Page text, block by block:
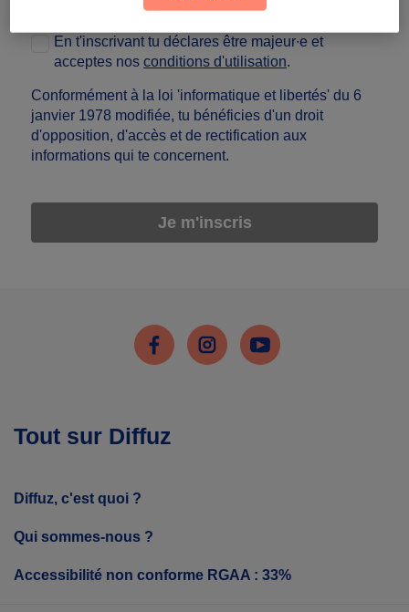
En t'inscrivant tu déclares être majeur∙e et
acceptes nos conditions d'utilisation.
Conformément à la loi 'informatique et libertés' du 6
janvier 1978 modifiée, tu bénéficies d'un droit
d'opposition, d'accès et de rectification aux
informations qui te concernent.
Je m'inscris
FacebookInstagramYoutube
Tout sur Diffuz
Diffuz, c'est quoi ?
Qui sommes-nous ?
Accessibilité non conforme RGAA : 33%